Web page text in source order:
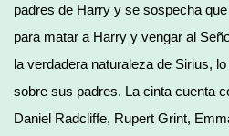
padres de Harry y se sospecha
para matar a Harry y vengar al
la verdadera naturaleza de Sirius,
sobre sus padres. La cinta cuenta
Daniel Radcliffe, Rupert Grint,